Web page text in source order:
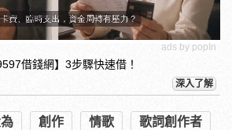
ads by popIn
借錢網】3步驟快速借！
深入了解
創作 情歌 歌詞創作者